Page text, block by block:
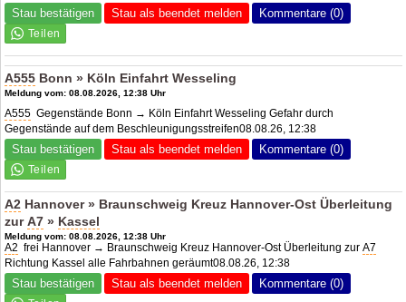
Stau bestätigen Stau als beendet melden Kommentare (0)
A555 Bonn » Köln Einfahrt Wesseling
Meldung vom: 08.08.2026, 12:38 Uhr
A555 Gegenstände Bonn → Köln Einfahrt Wesseling Gefahr durch
Gegenstände auf dem Beschleunigungsstreifen08.08.26, 12:38
Stau bestätigen Stau als beendet melden Kommentare (0)
A2 Hannover » Braunschweig Kreuz Hannover-Ost Überleitung
zurA7 » Kassel
Meldung vom: 08.08.2026, 12:38 Uhr
A2 frei Hannover → Braunschweig Kreuz Hannover-Ost Überleitung zurA7
Richtung Kassel alle Fahrbahnen geräumt08.08.26, 12:38
Stau bestätigen Stau als beendet melden Kommentare (0)